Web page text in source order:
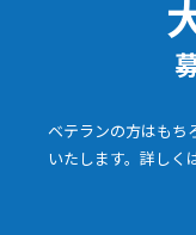
ベテランの方はもち
いたします。詳しく